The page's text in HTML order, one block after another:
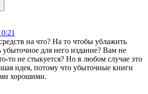
на что? На то чтобы ублажить
убыточное для него издание? Вам не
то не стыкуется? Но в любом случае это
идея, потому что убыточные книги
хорошими.